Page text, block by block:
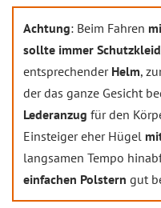
Achtung: Beim Fahren
sollte immer
entsprechender Helm,
der das ganze Gesicht
Lederanzug für den
Einsteiger eher Hügel
langsamen Tempo
einfachen Polstern gut